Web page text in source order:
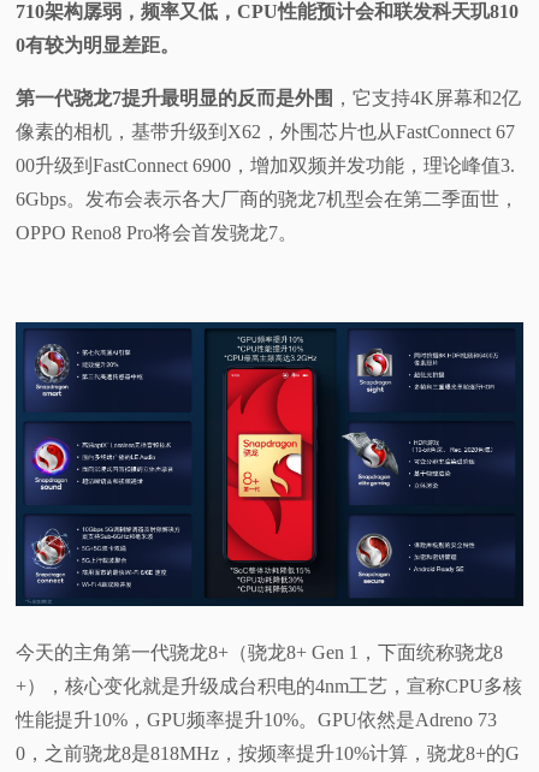
专
题
710架构孱弱，频率又低，CPU性能预计会和联发科天玑810
0有较为明显差距。
第一代骁龙7提升最明显的反而是外围 ，它支持4K屏幕和2亿
像素的相机，基带升级到X62，外围芯片也从FastConnect 67
00升级到FastConnect 6900，增加双频并发功能，理论峰值3.
6Gbps。发布会表示各大厂商的骁龙7机型会在第二季面世，
OPPO Reno8 Pro将会首发骁龙7。
今天的主角第一代骁龙8+（骁龙8+ Gen 1，下面统称骁龙8
+），核心变化就是升级成台积电的4nm工艺，宣称CPU多核
性能提升10%，GPU频率提升10%。GPU依然是Adreno 73
0，之前骁龙8是818MHz，按频率提升10%计算，骁龙8+的G